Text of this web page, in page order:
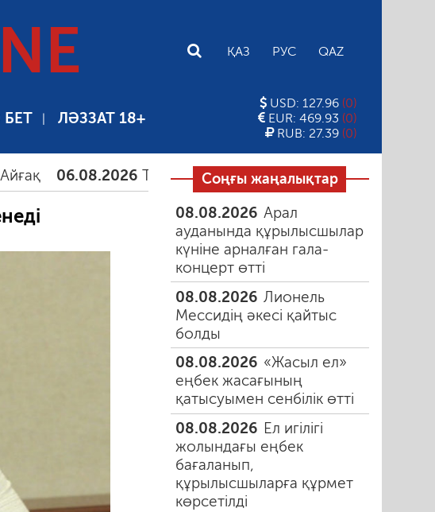
ҚАЗ РУС QAZ
БЕТ ЛӘЗЗАТ 18+
USD: 127.96 (0)
EUR: 469.93 (0)
RUB: 27.39 (0)
Тамыздағы таңғы түтін 06.08.2026 Құмарлық
Соңғы жаңалықтар
08.08.2026 Арал
ауданында құрылысшылар
күніне арналған гала-
концерт өтті
08.08.2026 Лионель
Мессидің әкесі қайтыс
болды
08.08.2026 «Жасыл ел»
еңбек жасағының
қатысуымен сенбілік өтті
08.08.2026 Ел игілігі
жолындағы еңбек
бағаланып,
құрылысшыларға құрмет
көрсетілді